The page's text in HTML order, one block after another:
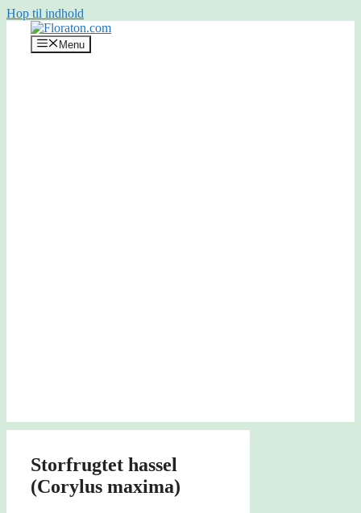
Hop til indhold
Menu
Storfrugtet hassel
(Corylus maxima)